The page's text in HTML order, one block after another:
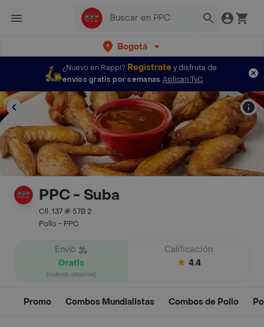
Bogotá
¿Nuevo en Rappi? Regístratey disfruta de
envíos gratis por semanas Aplican TyC
PPC - Suba
Cll. 137 # 57B 2
Pollo - PPC
Envío
Gratis
(nuevos usuarios)
Calificación
4.4
Promo Combos Mundialistas Combos de Pollo